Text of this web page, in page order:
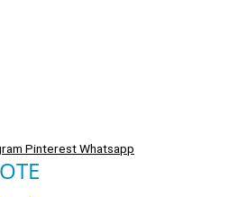
PinterestWhatsapp